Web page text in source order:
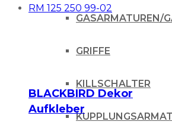
GASARMATUREN/
GRIFFE
KILLSCHALTER
BLACKBIRD Dekor
Aufkleber
Gabelschützer